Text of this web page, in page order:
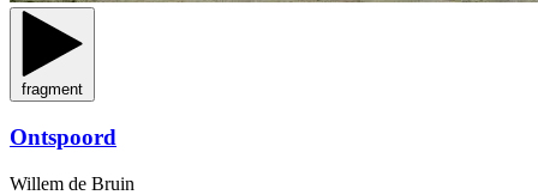
fragment
Ontspoord
Willem de Bruin